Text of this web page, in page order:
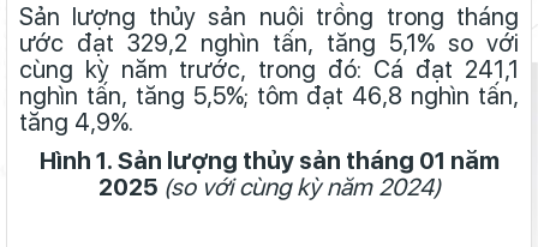
Sản lượng thủy sản nuôi trồng trong tháng
ước đạt 329,2 nghìn tấn, tăng 5,1% so với
cùng kỳ năm trước, trong đó: Cá đạt 241,1
nghìn tấn, tăng 5,5%; tôm đạt 46,8 nghìn tấn,
tăng 4,9%.
Hình 1. Sản lượng thủy sản tháng 01 năm
2025 (so với cùng kỳ năm 2024)